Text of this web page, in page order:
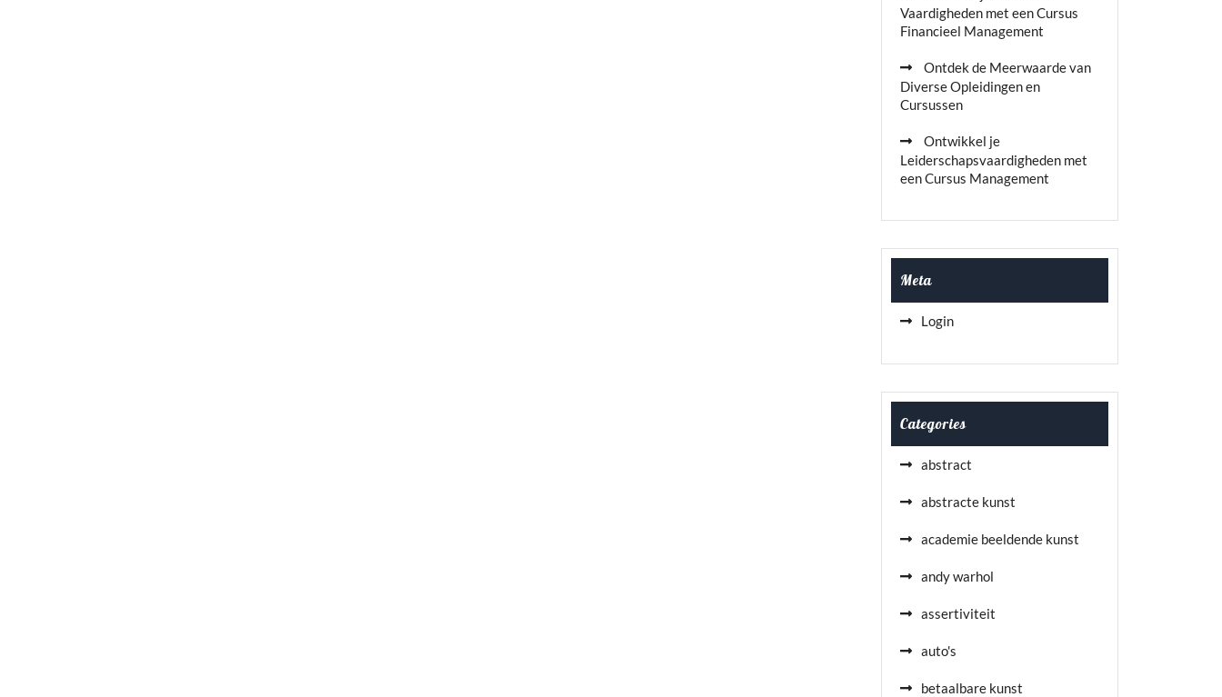
Vaardigheden met een Cursus
Financieel Management
Ontdek de Meerwaarde van
Diverse Opleidingen en
Cursussen
Ontwikkel je
Leiderschapsvaardigheden met
een Cursus Management
Meta
Login
Categories
abstract
abstracte kunst
academie beeldende kunst
andy warhol
assertiviteit
auto's
betaalbare kunst